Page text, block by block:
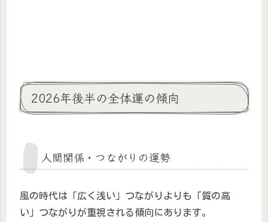
2026年後半の全体運の傾向
人間関係・つながりの運勢
風の時代は「広く浅い」つながりよりも「質の高
い」つながりが重視される傾向にあります。